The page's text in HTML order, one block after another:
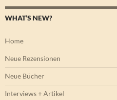
WHAT’S NEW?
Home
Neue Rezensionen
Neue Bücher
Interviews + Artikel